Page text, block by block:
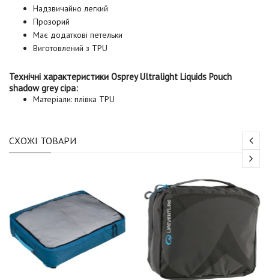
Надзвичайно легкий
Прозорий
Має додаткові петельки
Виготовлений з TPU
Технічні характеристики Osprey Ultralight Liquids Pouch
shadow grey сіра:
Матеріали: плівка TPU
СХОЖІ ТОВАРИ